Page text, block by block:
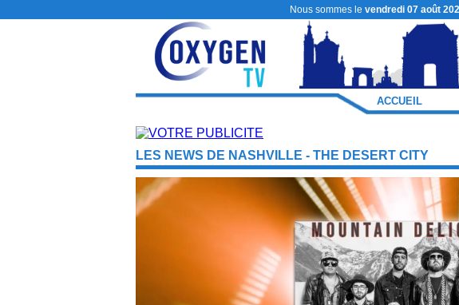
Nous sommes le vendredi 07 août
ACCUEIL
LES NEWS DE NASHVILLE - THE DESERT CITY